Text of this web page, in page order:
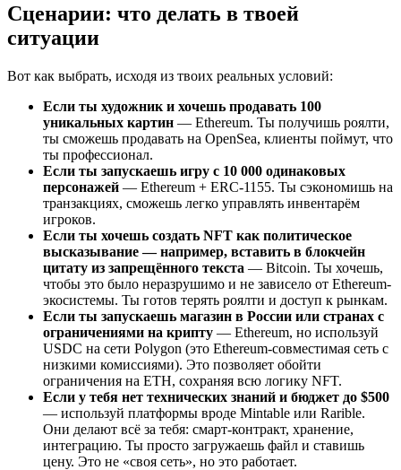
Сценарии: что делать в твоей
ситуации
Вот как выбрать, исходя из твоих реальных условий:
Если ты художник и хочешь продавать 100
уникальных картин — Ethereum. Ты получишь роялти,
ты сможешь продавать на OpenSea, клиенты поймут, что
ты профессионал.
Если ты запускаешь игру с 10 000 одинаковых
персонажей — Ethereum + ERC-1155. Ты сэкономишь на
транзакциях, сможешь легко управлять инвентарём
игроков.
Если ты хочешь создать NFT как политическое
высказывание — например, вставить в блокчейн
цитату из запрещённого текста — Bitcoin. Ты хочешь,
чтобы это было неразрушимо и не зависело от Ethereum-
экосистемы. Ты готов терять роялти и доступ к рынкам.
Если ты запускаешь магазин в России или странах с
ограничениями на крипту — Ethereum, но используй
USDC на сети Polygon (это Ethereum-совместимая сеть с
низкими комиссиями). Это позволяет обойти
ограничения на ETH, сохраняя всю логику NFT.
Если у тебя нет технических знаний и бюджет до $500
— используй платформы вроде Mintable или Rarible.
Они делают всё за тебя: смарт-контракт, хранение,
интеграцию. Ты просто загружаешь файл и ставишь
цену. Это не «своя сеть», но это работает.